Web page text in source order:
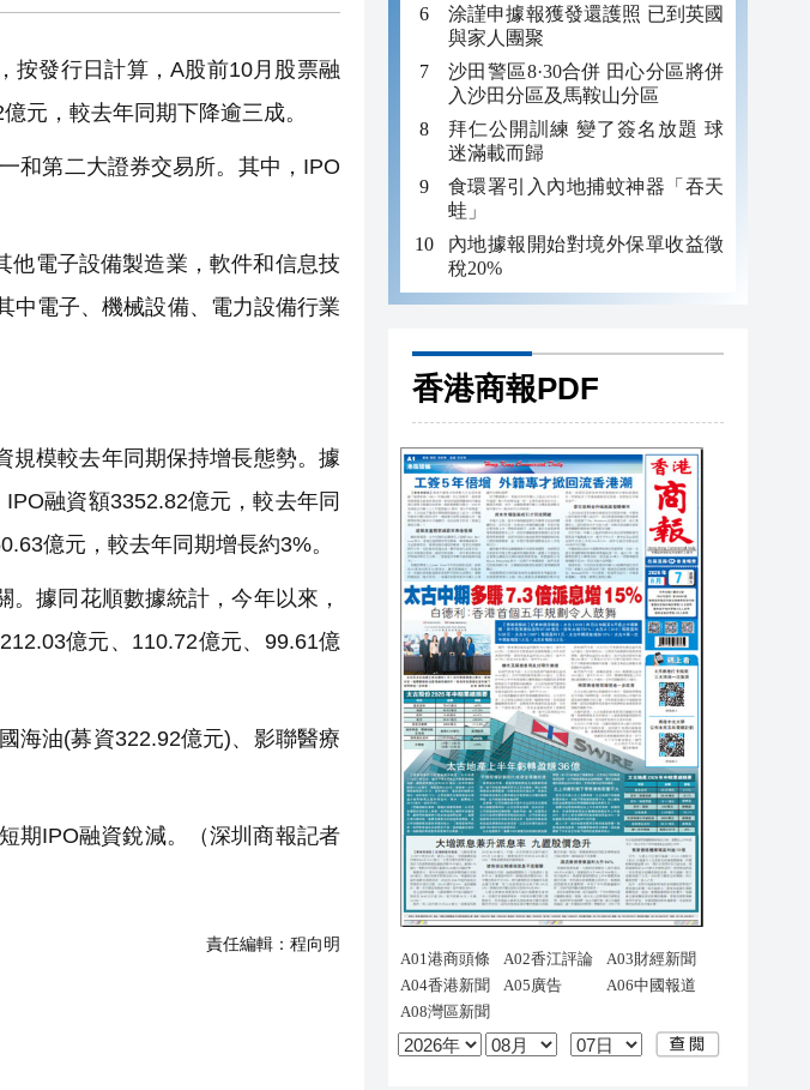
按發行日計算，A股前10月股票融
元，較去年同期下降逾三成。
和第二大證券交易所。其中，IPO
電子設備製造業，軟件和信息技
中電子、機械設備、電力設備行業
模較去年同期保持增長態勢。據
融資額3352.82億元，較去年同
億元，較去年同期增長約3%。
據同花順數據統計，今年以來，
億元、110.72億元、99.61億
海油(募資322.92億元)、影聯醫療
期IPO融資銳減。（深圳商報記者
責任編輯： 程向明
涂謹申據報獲發還護照 已到英國
與家人團聚
沙田警區8·30合併 田心分區將併
入沙田分區及馬鞍山分區
拜仁公開訓練 變了簽名放題 球
迷滿載而歸
食環署引入內地捕蚊神器「吞天
蛙」
內地據報開始對境外保單收益徵
稅20%
香港商報PDF